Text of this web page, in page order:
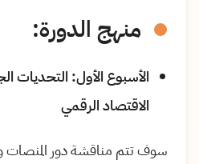
منهج الدورة:
الأسبوع الأول: التحديات
الاقتصاد الرقمي
سوف تتم مناقشة دور المنصات